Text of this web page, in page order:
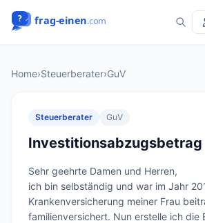
Home›Steuerberater›GuV
Steuerberater GuV
Investitionsabzugsbetrag
Sehr geehrte Damen und Herren,
ich bin selbständig und war im Jahr
Krankenversicherung meiner Frau
familienversichert. Nun erstelle ich die